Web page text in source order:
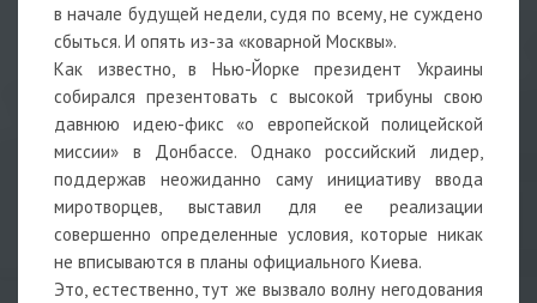
в начале будущей недели, судя по всему, не суждено
сбыться. И опять из-за «коварной Москвы».
Как известно, в Нью-Йорке президент Украины
собирался презентовать с высокой трибуны свою
давнюю идею-фикс «о европейской полицейской
миссии» в Донбассе. Однако российский лидер,
поддержав неожиданно саму инициативу ввода
миротворцев, выставил для ее реализации
совершенно определенные условия, которые никак
не вписываются в планы официального Киева.
Это, естественно, тут же вызвало волну негодования